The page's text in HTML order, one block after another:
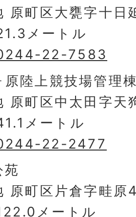
原町区大甕字十日
メートル
22-7583
原陸上競技場管理
原町区中太田字
メートル
22-2477
苑
原町区片倉字畦原
メートル